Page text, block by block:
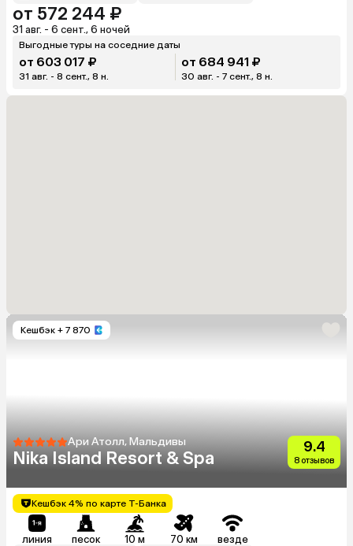
от 572 244 ₽
31 авг. - 6 сент., 6 ночей
Выгодные туры на соседние даты
от 603 017 ₽
31 авг. - 8 сент., 8 н.
от 684 941 ₽
30 авг. - 7 сент., 8 н.
Кешбэк + 7 870
Ари Атолл, Мальдивы
Nika Island Resort & Spa
9.4
8 отзывов
Кешбэк 4% по карте Т-Банка
линия песок 10 м 70 км везде